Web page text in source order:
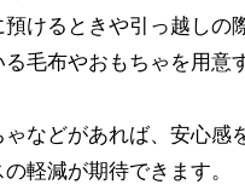
けるときや引っ越しの
毛布やおもちゃを用意
などがあれば、安心感
軽減が期待できます。